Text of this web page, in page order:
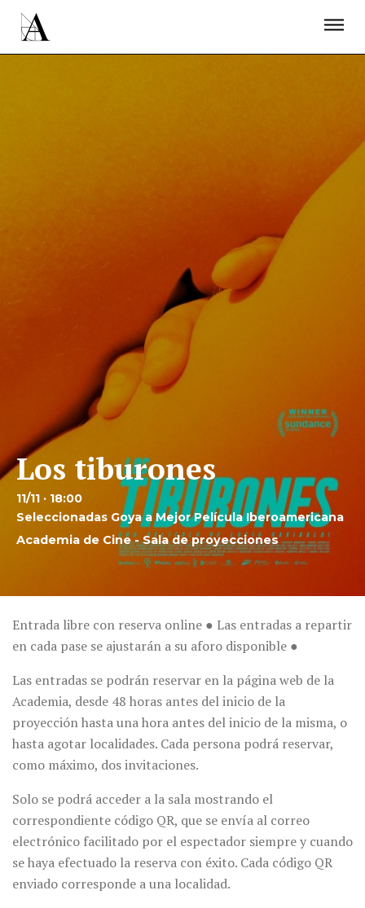
Los tiburones
11/11 · 18:00
Seleccionadas Goya a Mejor Película Iberoamericana
Academia de Cine - Sala de proyecciones
Entrada libre con reserva online ● Las entradas a repartir
en cada pase se ajustarán a su aforo disponible ●
Las entradas se podrán reservar en la página web de la
Academia, desde 48 horas antes del inicio de la
proyección hasta una hora antes del inicio de la misma, o
hasta agotar localidades. Cada persona podrá reservar,
como máximo, dos invitaciones.
Solo se podrá acceder a la sala mostrando el
correspondiente código QR, que se envía al correo
electrónico facilitado por el espectador siempre y cuando
se haya efectuado la reserva con éxito. Cada código QR
enviado corresponde a una localidad.